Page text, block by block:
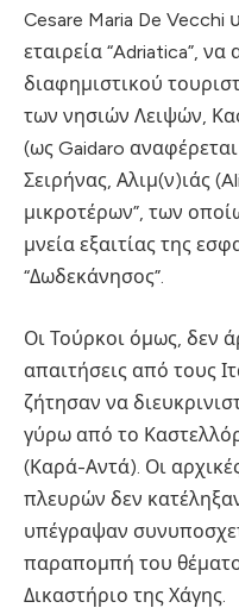
Cesare Maria De Vecchi
εταιρεία “Adriatica”,
διαφημιστικού
των νησιών Λειψών,
(ως Gaidaro
Σειρήνας, Αλιμ(ν)ιάς
μικροτέρων”, των
μνεία εξαιτίας της
“Δωδεκάνησος”.
Οι Τούρκοι όμως, δεν
απαιτήσεις από τους
ζήτησαν να
γύρω από το
(Καρά-Αντά). Οι
πλευρών δεν
υπέγραψαν
παραπομπή του
Δικαστήριο της Χάγης.